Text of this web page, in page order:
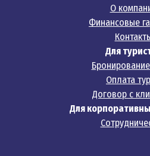
О
Финансовые
Для
Оплата
Договор с
Для